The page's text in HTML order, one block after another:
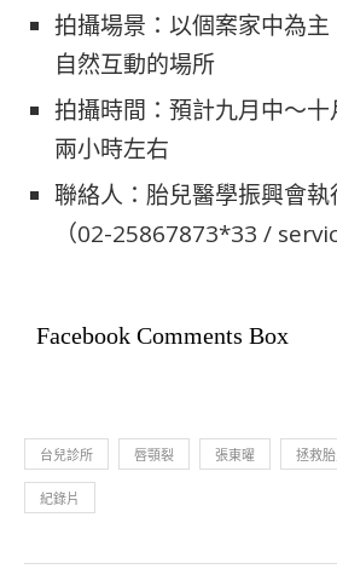
拍攝場景：以個案家中為
自然互動的場所
拍攝時間：預計九月中～
兩小時左右
聯絡人：胎兒醫學振興會
（02-25867873*33 /
Facebook Comments Box
台兒診所 唇顎裂 張東曜 拯救
紀錄片